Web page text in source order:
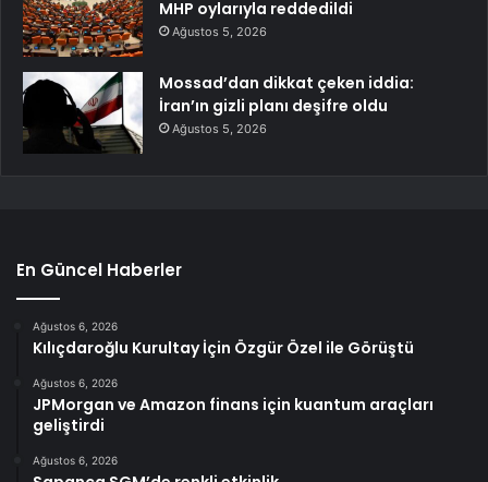
MHP oylarıyla reddedildi
Ağustos 5, 2026
Mossad’dan dikkat çeken iddia:
İran’ın gizli planı deşifre oldu
Ağustos 5, 2026
En Güncel Haberler
Ağustos 6, 2026
Kılıçdaroğlu Kurultay İçin Özgür Özel ile Görüştü
Ağustos 6, 2026
JPMorgan ve Amazon finans için kuantum araçları
geliştirdi
Ağustos 6, 2026